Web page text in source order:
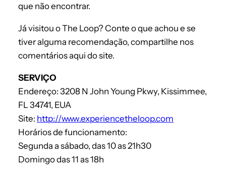
que não encontrar.
Já visitou o The Loop? Conte o que achou e se
tiver alguma recomendação, compartilhe nos
comentários aqui do site.
SERVIÇO
Endereço: 3208 N John Young Pkwy, Kissimmee,
FL 34741, EUA
Site: http://www.experiencetheloop.com
Horários de funcionamento:
Segunda a sábado, das 10 as 21h30
Domingo das 11 as 18h